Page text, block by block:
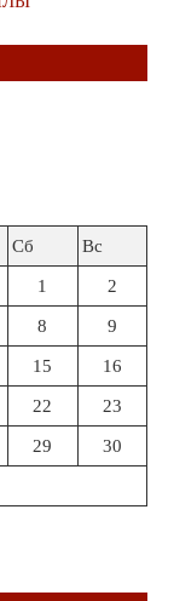
Сб Вс
1 2
8 9
15 16
22 23
29 30